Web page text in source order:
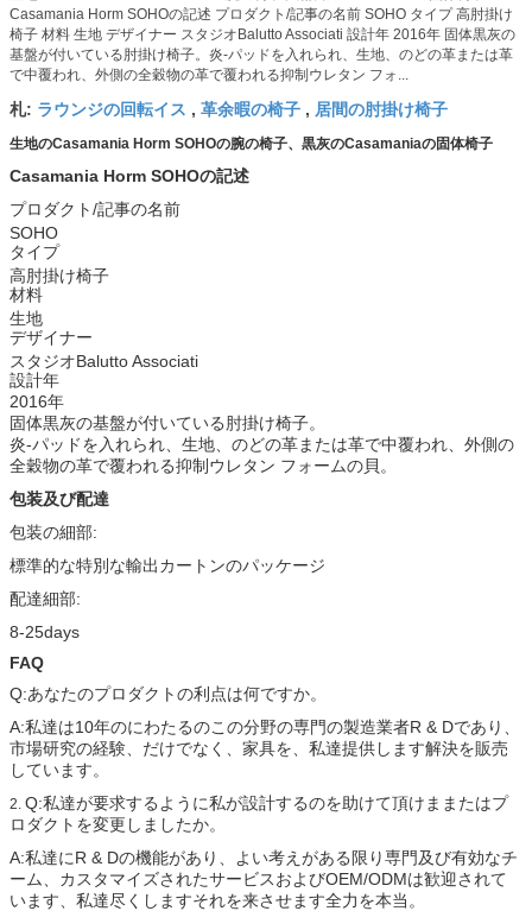
Casamania Horm SOHOの記述 プロダクト/記事の名前 SOHO タイプ 高肘掛け
椅子 材料 生地 デザイナー スタジオBalutto Associati 設計年 2016年 固体黒灰の
基盤が付いている肘掛け椅子。炎-パッドを入れられ、生地、のどの革または革
で中覆われ、外側の全穀物の革で覆われる抑制ウレタン フォ...
札: ラウンジの回転イス , 革余暇の椅子 , 居間の肘掛け椅子
生地のCasamania Horm SOHOの腕の椅子、黒灰のCasamaniaの固体椅子
Casamania Horm SOHOの記述
プロダクト/記事の名前
SOHO
タイプ
高肘掛け椅子
材料
生地
デザイナー
スタジオBalutto Associati
設計年
2016年
固体黒灰の基盤が付いている肘掛け椅子。
炎-パッドを入れられ、生地、のどの革または革で中覆われ、外側の
全穀物の革で覆われる抑制ウレタン フォームの貝。
包装及び配達
包装の細部:
標準的な特別な輸出カートンのパッケージ
配達細部:
8-25days
FAQ
Q:あなたのプロダクトの利点は何ですか。
A:私達は10年のにわたるのこの分野の専門の製造業者R & Dであり、
市場研究の経験、だけでなく、家具を、私達提供します解決を販売
しています。
2. Q:私達が要求するように私が設計するのを助けて頂けままたはプ
ロダクトを変更しましたか。
A:私達にR & Dの機能があり、よい考えがある限り専門及び有効なチ
ーム、カスタマイズされたサービスおよびOEM/ODMは歓迎されて
います、私達尽くしますそれを来させます全力を本当。